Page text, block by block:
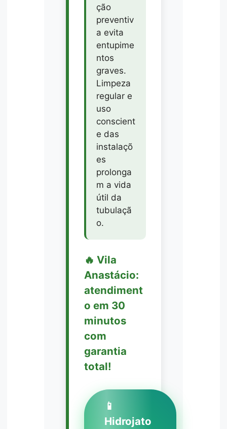
ção
preventiv
a evita
entupime
ntos
graves.
Limpeza
regular e
uso
conscient
e das
instalaçõ
es
prolonga
m a vida
útil da
tubulaçã
o.
🔥 Vila
Anastácio:
atendiment
o em 30
minutos
com
garantia
total!
📱
Hidrojato